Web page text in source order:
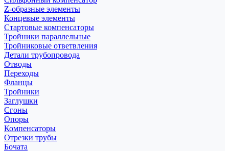
Z-образные элементы
Концевые элементы
Стартовые компенсаторы
Тройники параллельные
Тройниковые ответвления
Детали трубопровода
Отводы
Переходы
Фланцы
Тройники
Заглушки
Сгоны
Опоры
Компенсаторы
Отрезки трубы
Бочата